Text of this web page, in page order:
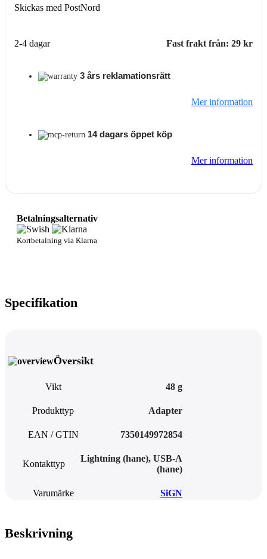
Skickas med PostNord
2-4 dagar Fast frakt från: 29 kr
3 års reklamationsrätt
Mer information
14 dagars öppet köp
Mer information
Betalningsalternativ
Kortbetalning via Klarna
Specifikation
Översikt
Vikt 48 g
Produkttyp Adapter
EAN / GTIN 7350149972854
Kontakttyp
Lightning (hane), USB-A
(hane)
Varumärke SiGN
Beskrivning